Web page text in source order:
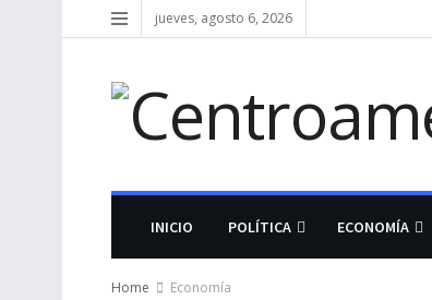
jueves, agosto 6, 2026
INICIO POLÍTICA ECONOMÍA
Home Economía